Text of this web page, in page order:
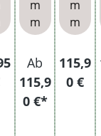
Preis:
n
m
m
Ab
115,9
0 €*
n und
Etui
m
m
115,9
0 €